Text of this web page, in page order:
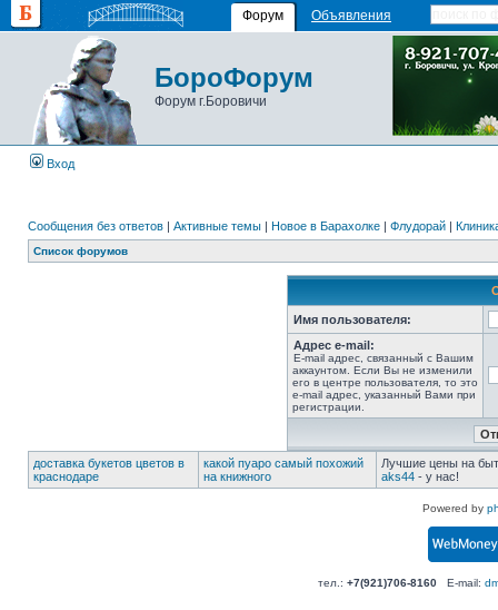
Форум Объявления
БороФорум
Форум г.Боровичи
Вход
Сообщения без ответов | Активные темы | Новое в Барахолке | Флудорай |
Список форумов
Имя пользователя:
Адрес e-mail:
E-mail адрес, связанный с Вашим
аккаунтом. Если Вы не изменили
его в центре пользователя, то это
e-mail адрес, указанный Вами при
регистрации.
доставка букетов цветов в
краснодаре
какой пуаро самый похожий
на книжного
Лучшие цены на
aks44 - у нас!
Powered by
тел.: +7(921)706-8160E-mail: